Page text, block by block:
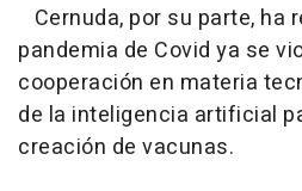
Cernuda, por su parte, ha
pandemia de Covid ya se
cooperación en materia
de la inteligencia artificial
creación de vacunas.